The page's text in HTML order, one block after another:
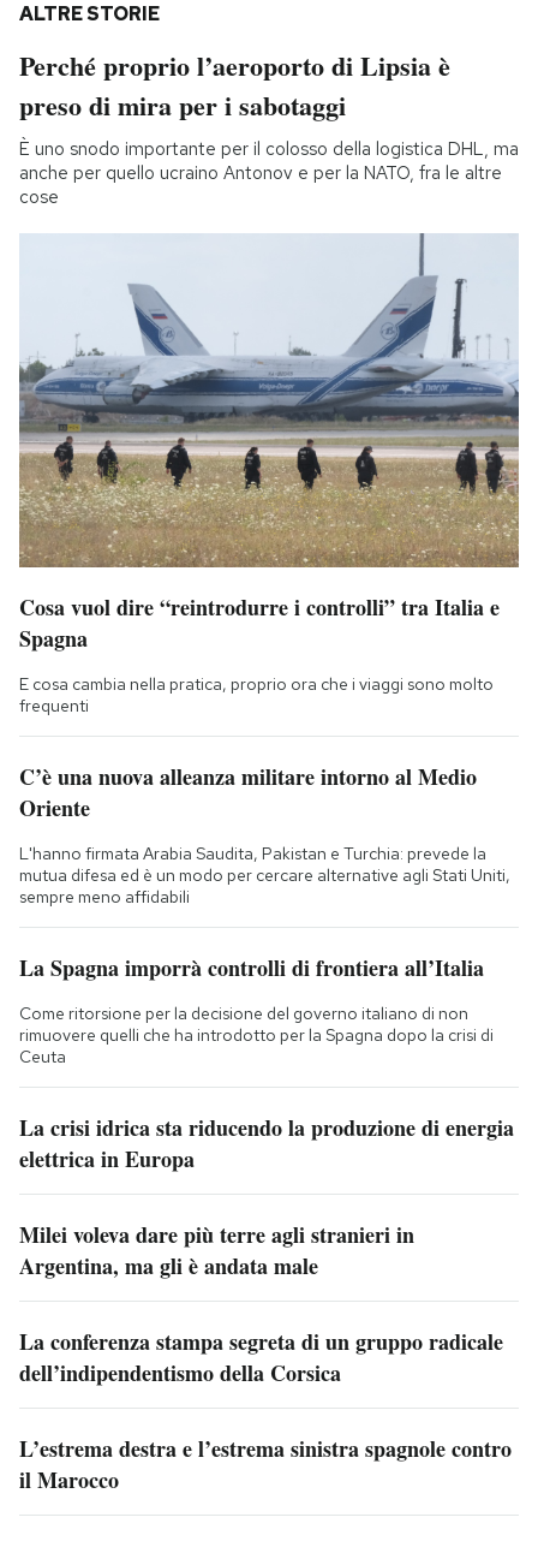
ALTRE STORIE
Perché proprio l’aeroporto di Lipsia è
preso di mira per i sabotaggi
È uno snodo importante per il colosso della logistica DHL, ma
anche per quello ucraino Antonov e per la NATO, fra le altre
cose
Cosa vuol dire “reintrodurre i controlli” tra Italia e
Spagna
E cosa cambia nella pratica, proprio ora che i viaggi sono molto
frequenti
C’è una nuova alleanza militare intorno al Medio
Oriente
L'hanno firmata Arabia Saudita, Pakistan e Turchia: prevede la
mutua difesa ed è un modo per cercare alternative agli Stati Uniti,
sempre meno affidabili
La Spagna imporrà controlli di frontiera all’Italia
Come ritorsione per la decisione del governo italiano di non
rimuovere quelli che ha introdotto per la Spagna dopo la crisi di
Ceuta
La crisi idrica sta riducendo la produzione di energia
elettrica in Europa
Milei voleva dare più terre agli stranieri in
Argentina, ma gli è andata male
La conferenza stampa segreta di un gruppo radicale
dell’indipendentismo della Corsica
L’estrema destra e l’estrema sinistra spagnole contro
il Marocco